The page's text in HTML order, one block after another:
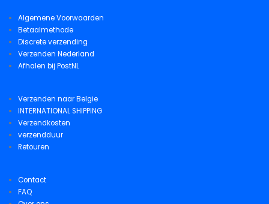
Algemene Voorwaarden
Betaalmethode
Discrete verzending
Verzenden Nederland
Afhalen bij PostNL
Verzenden naar Belgie
INTERNATIONAL SHIPPING
Verzendkosten
verzendduur
Retouren
Contact
FAQ